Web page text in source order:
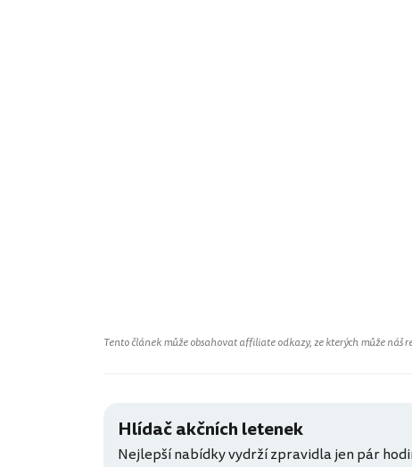
Tento článek může obsahovat affiliate odkazy, ze kterých může
Hlídač akčních letenek
Nejlepší nabídky vydrží zpravidla jen pár